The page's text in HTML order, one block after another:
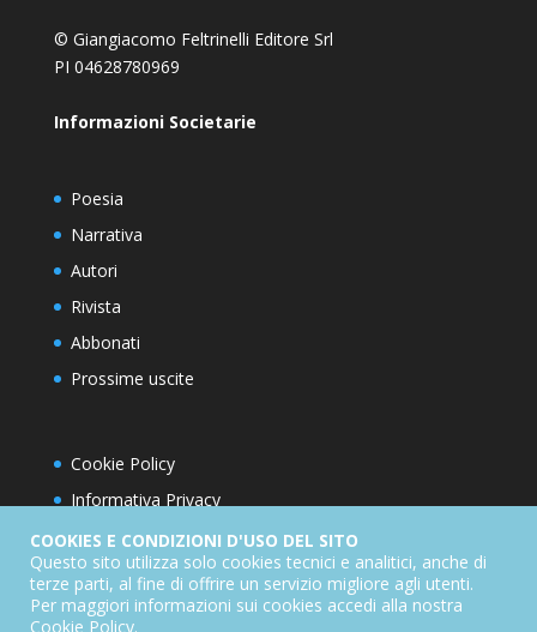
© Giangiacomo Feltrinelli Editore Srl
PI 04628780969
Informazioni Societarie
Poesia
Narrativa
Autori
Rivista
Abbonati
Prossime uscite
Cookie Policy
Informativa Privacy
Condizioni d’utilizzo del sito
Condizioni generali di abbonamento
Informativa sul diritto di recesso
COOKIES E CONDIZIONI D'USO DEL SITO
Questo sito utilizza solo cookies tecnici e analitici, anche di
terze parti, al fine di offrire un servizio migliore agli utenti.
Per maggiori informazioni sui cookies accedi alla nostra
Cookie Policy.